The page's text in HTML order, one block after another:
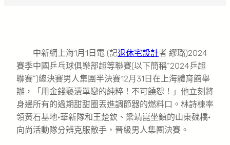
中新網上海1月1日電 (記退休宅設計者 繆璐)2024
賽季中國乒乓球俱樂部超等聯賽(以下簡稱“2024乒超
聯賽”)總決賽男人集團半決賽12月31日在上海體育館舉
辦，「用金錢褻瀆單戀的純粹！不可饒恕！」他立刻將
身邊所有的過期甜甜圈丟進調節器的燃料口。林詩棟率
領黃石基地·華新隊和王楚欽、梁靖崑坐鎮的山東魏橋·
向尚活動隊分辨克服敵手，晉級男人集團決賽。